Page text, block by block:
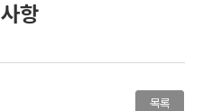
항
목록